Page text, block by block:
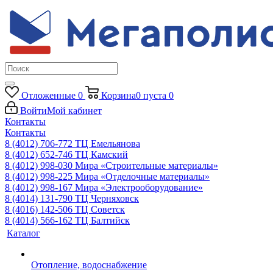
Отложенные 0 Корзина0 пуста 0
ВойтиМой кабинет
Контакты
Контакты
8 (4012) 706-772 ТЦ Емельянова
8 (4012) 652-746 ТЦ Камский
8 (4012) 998-030 Мира «Строительные материалы»
8 (4012) 998-225 Мира «Отделочные материалы»
8 (4012) 998-167 Мира «Электрооборудование»
8 (4014) 131-790 ТЦ Черняховск
8 (4016) 142-506 ТЦ Советск
8 (4014) 566-162 ТЦ Балтийск
Каталог
Отопление, водоснабжение